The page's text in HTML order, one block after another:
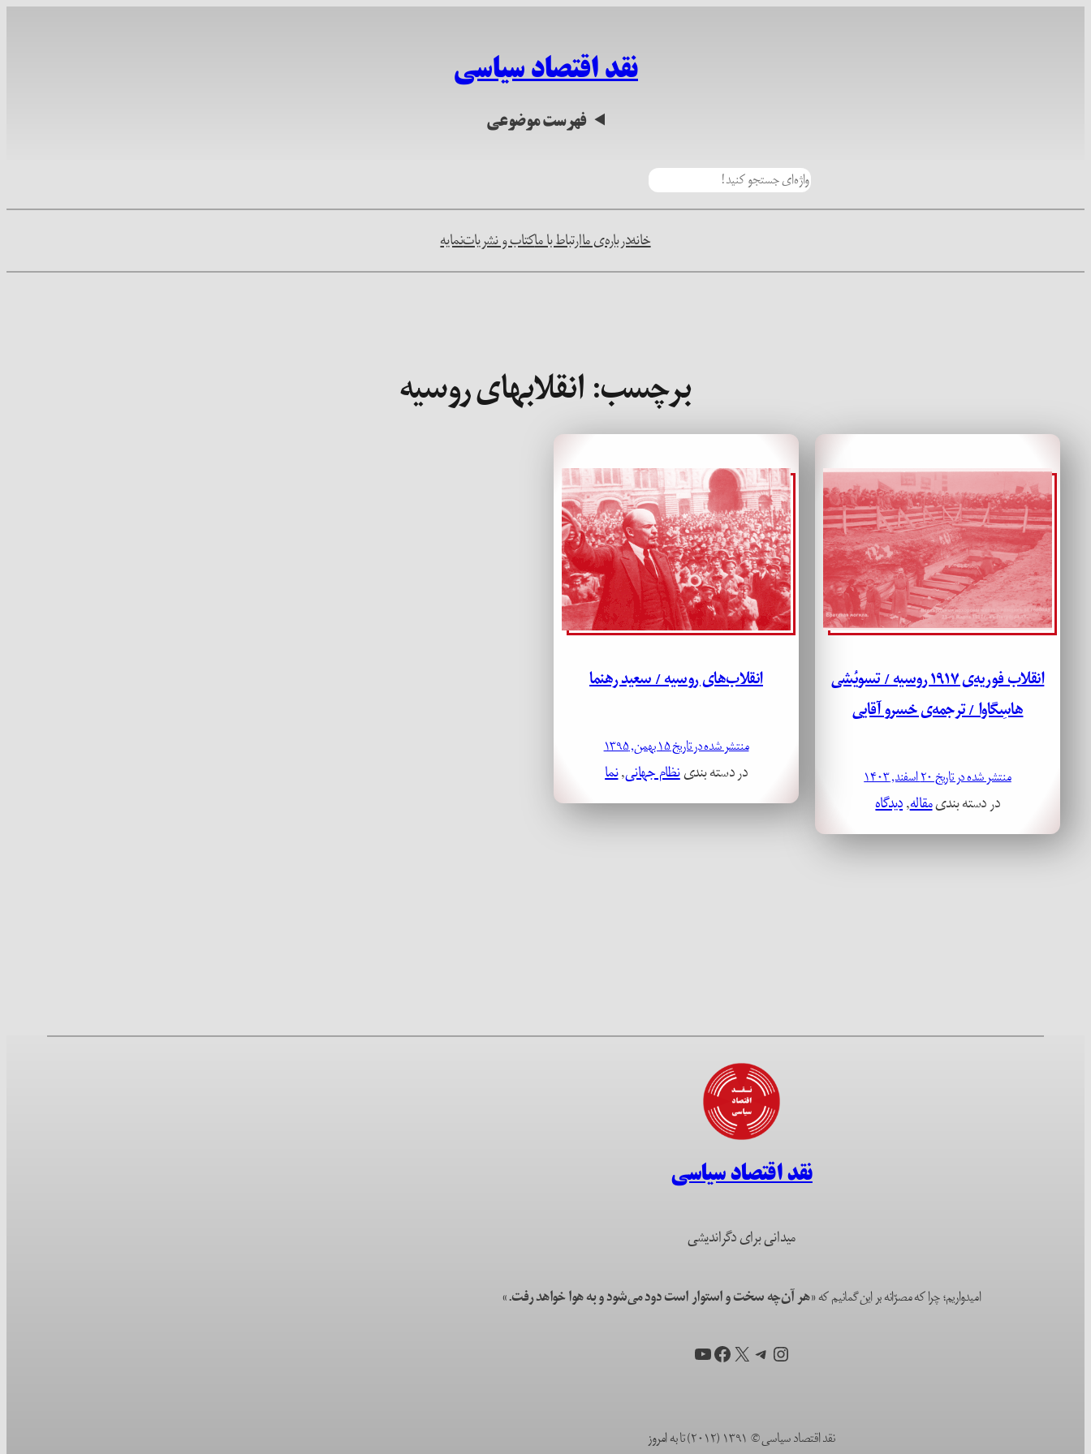
نقد اقتصاد سیاسی
فهرست موضوعی
خانهدرباره‌ی ماارتباط با ماکتاب و نشریاتنمایه
برچسب: انقلابهای روسیه
انقلاب فوریه‌ی ۱۹۱۷ روسیه / تسویُشی
هاسِگاوا / ترجمه‌ی خسرو آقایی
منتشر شده در تاریخ ۲۰ اسفند, ۱۴۰۳
در دسته بندیمقاله, دیدگاه
انقلاب‌های روسیه / سعید رهنما
منتشر شده در تاریخ ۱۵ بهمن, ۱۳۹۵
در دسته بندینظام جهانی, نما
نقد اقتصاد سیاسی
میدانی برای دگراندیشی
امیدواریم؛ چرا که مصرّانه بر این گمانیم که«هر آن‌چه سخت و استوار است دود می‌شود و به هوا خواهد رفت.»
اینستاگرم
تلگرام
X فیس‌بوک
یوتیوب
نقد اقتصاد سیاسی © ۱۳۹۱ (۲۰۱۲) تا به امروز